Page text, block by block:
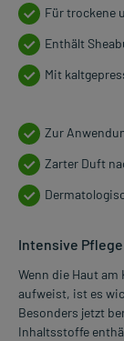
Für trockene
Enthält
Mit
Zur
Zarter Duft
Intensive
Wenn die Haut
aufweist, ist es
Besonders jetzt
Inhaltsstoffe